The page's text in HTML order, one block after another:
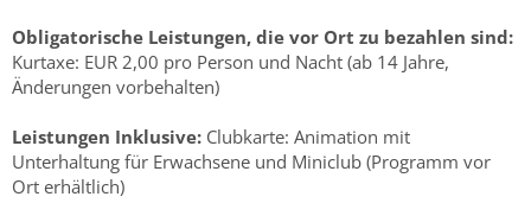
Obligatorische Leistungen, die vor Ort zu bezahlen sind:
Kurtaxe: EUR 2,00 pro Person und Nacht (ab 14 Jahre,
Änderungen vorbehalten)
Leistungen Inklusive: Clubkarte: Animation mit
Unterhaltung für Erwachsene und Miniclub (Programm vor
Ort erhältlich)